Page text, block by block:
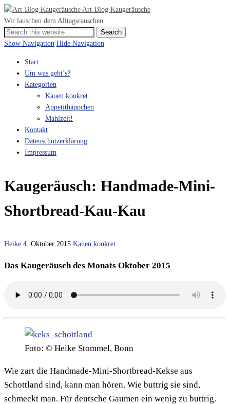
Art-Blog Kaugeräusche
Wir lauschen dem Alltagsrauschen
Show Navigation Hide Navigation
Start
Um was geht’s?
Kategorien
Kauen konkret
Appetithäppchen
Mahlzeit!
Kontakt
Datenschutzerklärung
Impressum
Kaugeräusch: Handmade-Mini-
Shortbread-Kau-Kau
Heike 4. Oktober 2015 Kauen konkret
Das Kaugeräusch des Monats Oktober 2015
Foto: © Heike Stommel, Bonn
Wie zart die Handmade-Mini-Shortbread-Kekse aus
Schottland sind, kann man hören. Wie buttrig sie sind,
schmeckt man. Für deutsche Gaumen ein wenig zu buttrig.